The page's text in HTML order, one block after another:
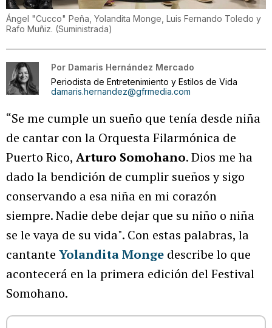
Ángel "Cucco" Peña, Yolandita Monge, Luis Fernando Toledo y
Rafo Muñiz. (Suministrada)
Por Damaris Hernández Mercado
Periodista de Entretenimiento y Estilos de Vida
damaris.hernandez@gfrmedia.com
“Se me cumple un sueño que tenía desde niña
de cantar con la Orquesta Filarmónica de
Puerto Rico, Arturo Somohano. Dios me ha
dado la bendición de cumplir sueños y sigo
conservando a esa niña en mi corazón
siempre. Nadie debe dejar que su niño o niña
se le vaya de su vida". Con estas palabras, la
cantante Yolandita Monge describe lo que
acontecerá en la primera edición del Festival
Somohano.